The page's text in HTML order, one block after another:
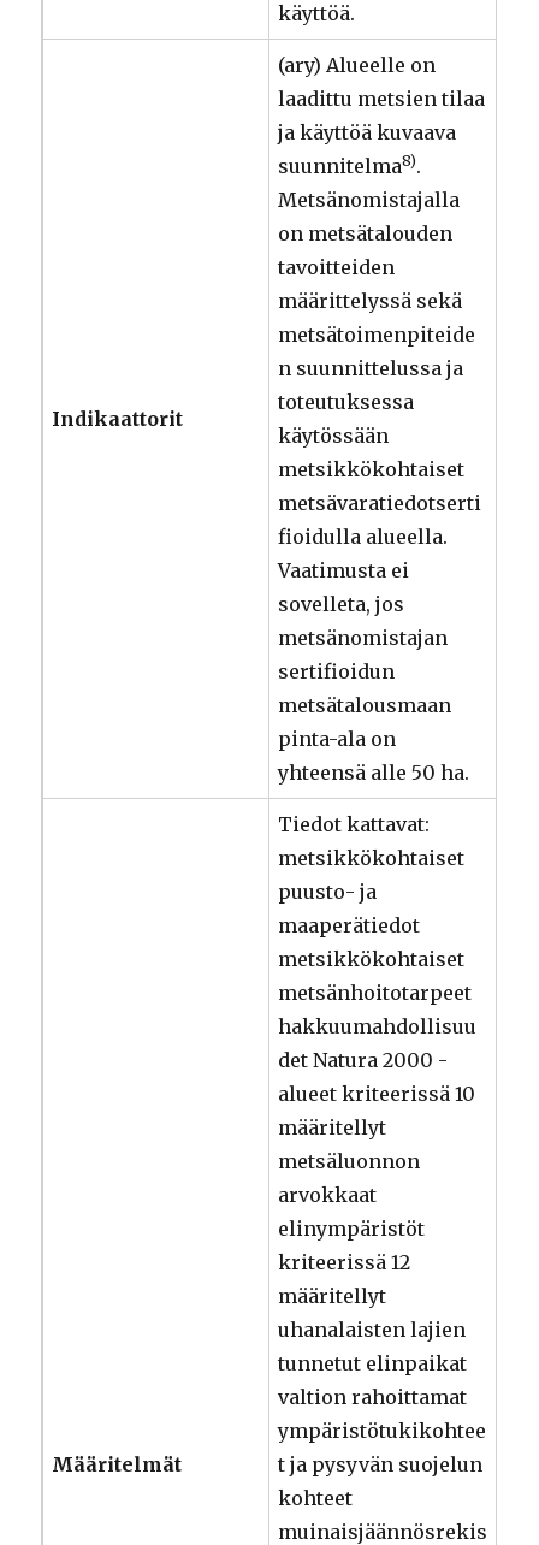
käyttöä.
Indikaattorit
(ary) Alueelle on
laadittu metsien tilaa
ja käyttöä kuvaava
suunnitelma8).
Metsänomistajalla
on metsätalouden
tavoitteiden
määrittelyssä sekä
metsätoimenpiteide
n suunnittelussa ja
toteutuksessa
käytössään
metsikkökohtaiset
metsävaratiedotserti
fioidulla alueella.
Vaatimusta ei
sovelleta, jos
metsänomistajan
sertifioidun
metsätalousmaan
pinta-ala on
yhteensä alle 50 ha.
Määritelmät
Tiedot kattavat:
metsikkökohtaiset
puusto- ja
maaperätiedot
metsikkökohtaiset
metsänhoitotarpeet
hakkuumahdollisuu
det Natura 2000 -
alueet kriteerissä 10
määritellyt
metsäluonnon
arvokkaat
elinympäristöt
kriteerissä 12
määritellyt
uhanalaisten lajien
tunnetut elinpaikat
valtion rahoittamat
ympäristötukikohtee
t ja pysyvän suojelun
kohteet
muinaisjäännösrekis